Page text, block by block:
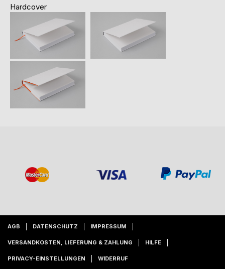
Hardcover
AGB DATENSCHUTZ IMPRESSUM
VERSANDKOSTEN, LIEFERUNG & ZAHLUNG HILFE
PRIVACY-EINSTELLUNGEN WIDERRUF